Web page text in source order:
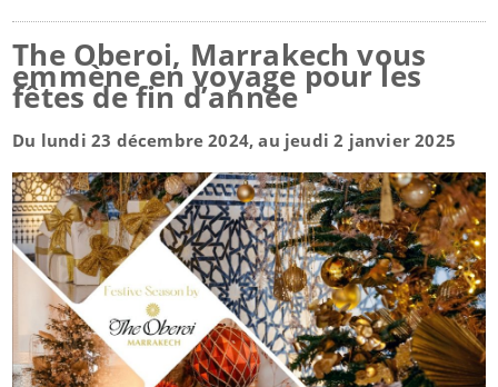
The Oberoi, Marrakech vous
emmène en voyage pour les
fêtes de fin d’année
Du lundi 23 décembre 2024, au jeudi 2 janvier 2025